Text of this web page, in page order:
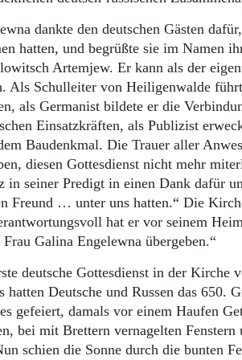
dankte den deutschen Gästen
hatten, und begrüßte sie im Namen
Artemjew. Er kann als der
Als Schulleiter von Heiligenwalde
als Germanist bildete er die
Einsatzkräften, als Publizist
Baudenkmal. Die Trauer aller
diesen Gottesdienst nicht mehr
in seiner Predigt in einen Dank dafür
Freund … unter uns hatten.“ Die
hat er vor seinem
Galina Engelewna übergeben.“
deutsche Gottesdienst in der Kirche
hatten Deutsche und Russen das 650.
gefeiert, damals vor einem Haufen
bei mit Brettern vernagelten Fenstern
schien die Sonne durch die bunten